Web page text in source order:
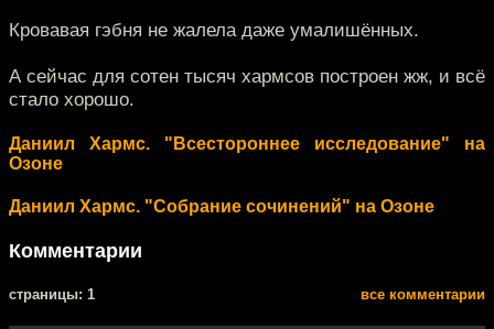
Кровавая гэбня не жалела даже умалишённых.
А сейчас для сотен тысяч хармсов построен жж, и всё
стало хорошо.
Даниил Хармс. "Всестороннее исследование" на
Озоне
Даниил Хармс. "Собрание сочинений" на Озоне
Комментарии
cтраницы: 1 все комментарии